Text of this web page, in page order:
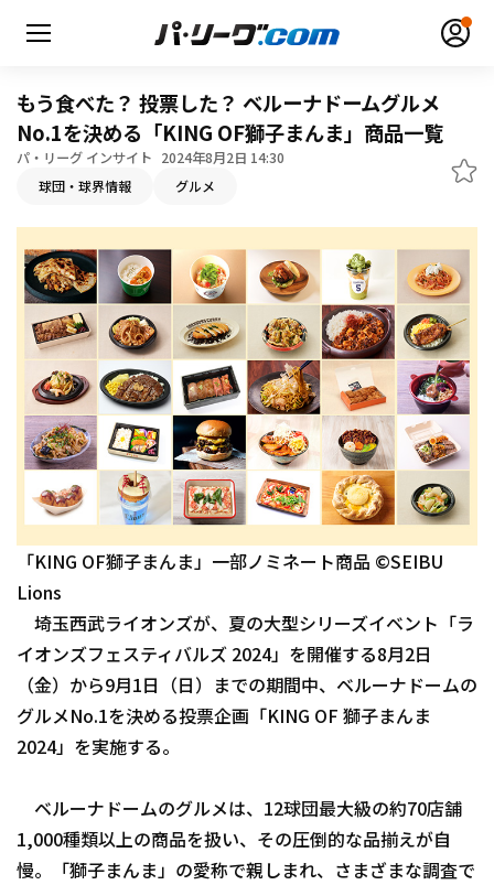
無料アカウント登録
HOME
動画
日程・結果
順位表･成績
1軍公式戦
ファーム東地区
ファーム中地区
ファーム西地区
交流戦
選手名鑑
東北楽天ゴールデンイーグルス
埼玉西武ライオンズ
千葉ロッテマリーンズ
福岡ソフトバンクホークス
ニュース
設定
もう食べた？ 投票した？ ベルーナドームグルメ
No.1を決める「KING OF獅子まんま」商品一覧
パ・リーグ インサイト 2024年8月2日 14:30
球団・球界情報 グルメ
「KING OF獅子まんま」一部ノミネート商品 ©SEIBU
Lions
埼玉西武ライオンズが、夏の大型シリーズイベント「ラ
イオンズフェスティバルズ 2024」を開催する8月2日
（金）から9月1日（日）までの期間中、ベルーナドームの
グルメNo.1を決める投票企画「KING OF 獅子まんま
2024」を実施する。
ベルーナドームのグルメは、12球団最大級の約70店舗
1,000種類以上の商品を扱い、その圧倒的な品揃えが自
慢。「獅子まんま」の愛称で親しまれ、さまざまな調査で